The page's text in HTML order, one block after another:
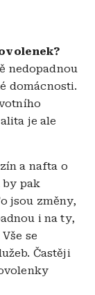
nedopadnou
domácnosti.
je ale
a nafta o
pak
jsou změny,
i na ty,
se
Častěji